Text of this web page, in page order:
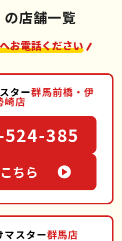
の店舗一覧
お電話ください
ター群馬前橋・伊
崎店
385
ちら
マスター群馬店